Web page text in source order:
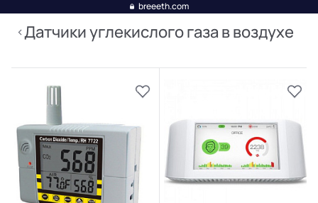
breeeth.com
Датчики углекислого газа в воздухе